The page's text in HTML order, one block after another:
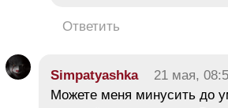
Ответить
Simpatyashka 21 мая,
Можете меня минусить до